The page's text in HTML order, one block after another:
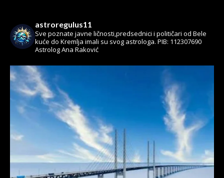
astroregulus11
Sve poznate javne ličnosti,predsednici i političari od Bele
kuće do Kremlja imali su svog astrologa. PIB: 112307690
Astrolog Ana Raković